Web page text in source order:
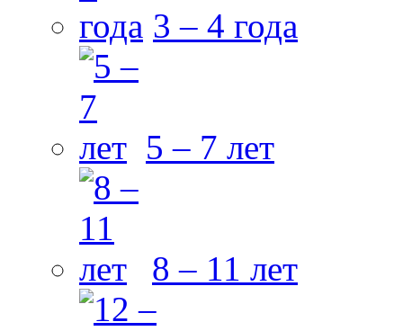
3 – 4 года
5 – 7 лет
8 – 11 лет